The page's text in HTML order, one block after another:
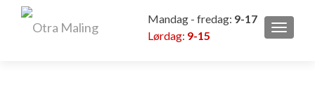
Mandag - fredag: 9-17
Lørdag: 9-15